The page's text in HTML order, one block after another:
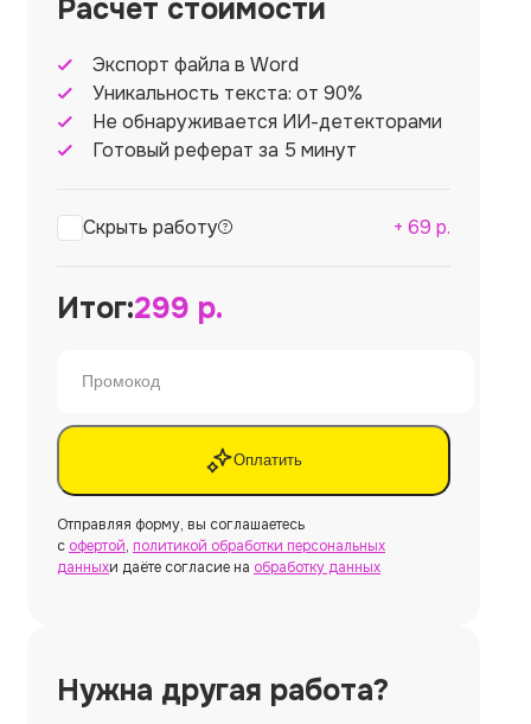
Расчет стоимости
Экспорт файла в Word
Уникальность текста: от 90%
Не обнаруживается ИИ-детекторами
Готовый реферат за 5 минут
Скрыть работу + 69 р.
Итог:299 р.
Оплатить
Отправляя форму, вы соглашаетесь
с офертой, политикой обработки персональных
данныхи даёте согласие на обработку данных
Нужна другая работа?